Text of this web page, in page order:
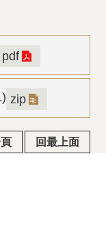
pdf
zip
回最上面